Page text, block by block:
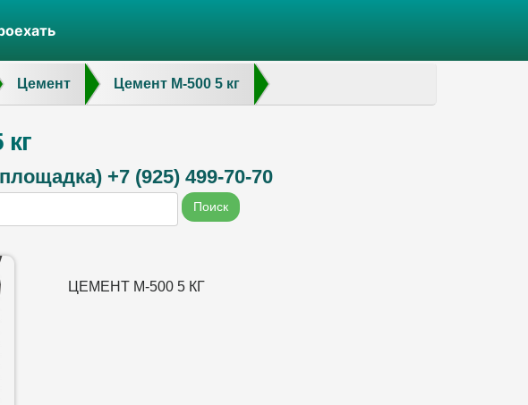
Цемент Цемент М-500 5 кг
+7 (925) 499-70-70
Поиск
ЦЕМЕНТ М-500 5 КГ